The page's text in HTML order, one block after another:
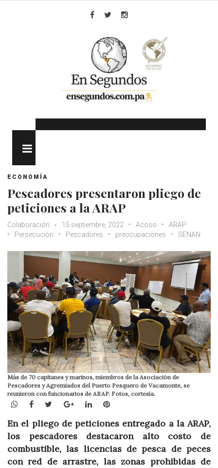
ECONOMÍA
Pescadores presentaron pliego de
peticiones a la ARAP
Colaboración 15 septiembre, 2022 Acoso
ARAP
Persecución
Pescadores preocupaciones SENAN
Más de 70 capitanes y marinos, miembros de la Asociación de
Pescadores y Agremiados del Puerto Pesquero de Vacamonte, se
reunieron con funcionarios de ARAP. Fotos, cortesía.
WhatsApp
Facebook
TwitterGoogle+LinkedInPinterest
En el pliego de peticiones entregado a la ARAP,
los pescadores destacaron alto costo de
combustible, las licencias de pesca de peces
con red de arrastre, las zonas prohibidas de